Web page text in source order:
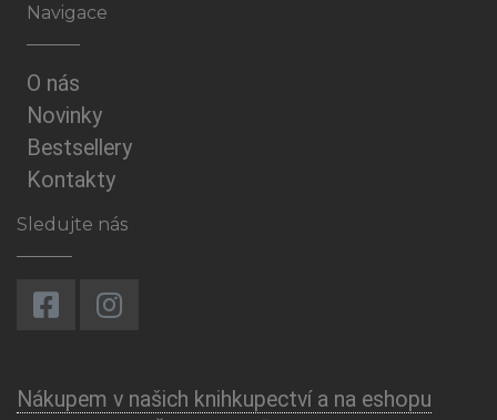
Navigace
O nás
Novinky
Bestsellery
Kontakty
Sledujte nás
Nákupem v našich knihkupectví a na eshopu